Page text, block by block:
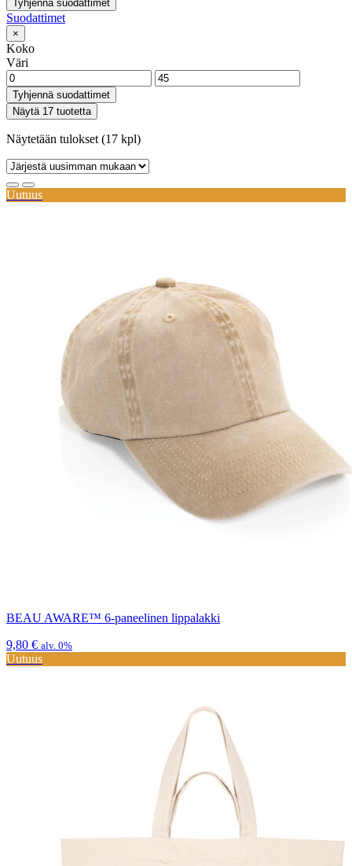
Tyhjennä suodattimet
Suodattimet
×
Koko
Väri
Tyhjennä suodattimet
Näytä 17 tuotetta
Näytetään tulokset (17 kpl)
Uutuus
BEAU AWARE™ 6-paneelinen lippalakki
9,80 € alv. 0%
Uutuus